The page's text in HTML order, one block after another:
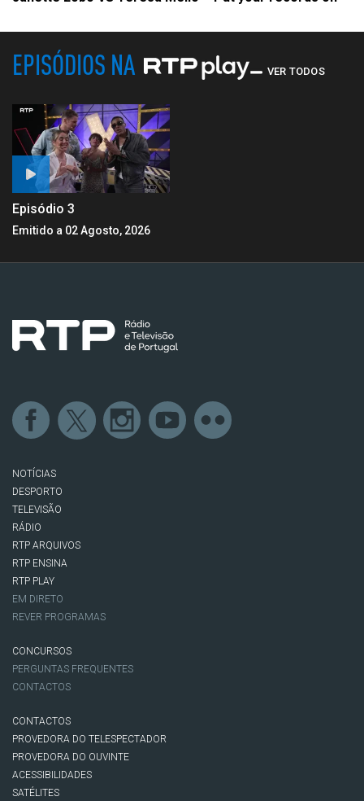
EPISÓDIOS NA VER TODOS
Episódio 3
Emitido a 02 Agosto, 2026
NOTÍCIAS
DESPORTO
TELEVISÃO
RÁDIO
RTP ARQUIVOS
RTP ENSINA
RTP PLAY
EM DIRETO
REVER PROGRAMAS
CONCURSOS
PERGUNTAS FREQUENTES
CONTACTOS
CONTACTOS
PROVEDORA DO TELESPECTADOR
PROVEDORA DO OUVINTE
ACESSIBILIDADES
SATÉLITES